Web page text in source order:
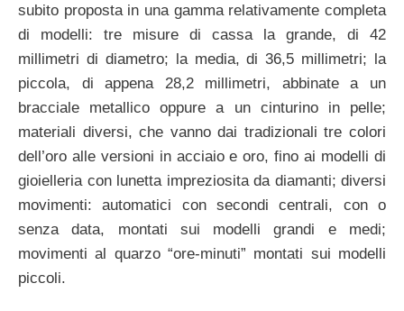
subito proposta in una gamma relativamente completa
di modelli: tre misure di cassa la grande, di 42
millimetri di diametro; la media, di 36,5 millimetri; la
piccola, di appena 28,2 millimetri, abbinate a un
bracciale metallico oppure a un cinturino in pelle;
materiali diversi, che vanno dai tradizionali tre colori
dell’oro alle versioni in acciaio e oro, fino ai modelli di
gioielleria con lunetta impreziosita da diamanti; diversi
movimenti: automatici con secondi centrali, con o
senza data, montati sui modelli grandi e medi;
movimenti al quarzo “ore-minuti” montati sui modelli
piccoli.